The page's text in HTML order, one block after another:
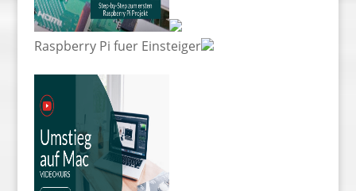
Raspberry Pi fuer Einsteiger